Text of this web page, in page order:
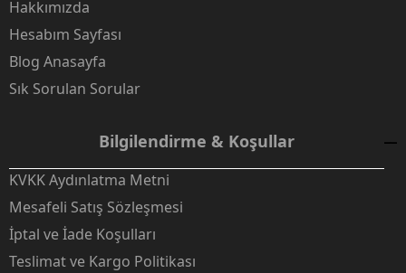
Hakkımızda
Hesabım Sayfası
Blog Anasayfa
Sık Sorulan Sorular
Bilgilendirme & Koşullar
KVKK Aydınlatma Metni
Mesafeli Satış Sözleşmesi
İptal ve İade Koşulları
Teslimat ve Kargo Politikası